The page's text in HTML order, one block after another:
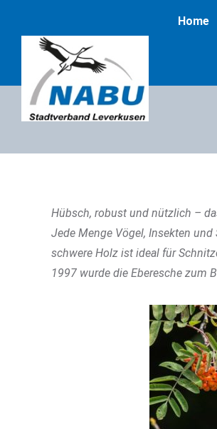
Home
Hübsch, robust und nützlich –
Jede Menge Vögel, Insekten
schwere Holz ist ideal für
1997 wurde die Eberesche zum